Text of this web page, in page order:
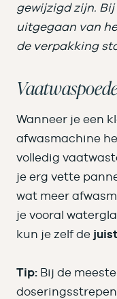
gewijzigd zijn.
uitgegaan van
de verpakking
Wanneer je een
afwasmachine
volledig
je erg vette
wat meer
je vooral
kun je zelf de
Tip: Bij de